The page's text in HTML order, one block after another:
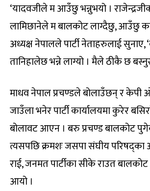
‘यादवजीले म आउँछु भन्नुभयो ।
लामिछानेले म बालकोट लाग्दैछु, आउँछु
अध्यक्ष नेपालले पार्टी नेताहरुलाई
तानिहालेछ भन्ने लाग्यो । मैले ठीकै छ
माधव नेपाल प्रचण्डले बोलाउँछन् र केपी
जाउँला भनेर पार्टी कार्यालयमा कुरेर
बोलावट आएन । बरु प्रचण्ड बालकोट
त्यसपछि क्रमशः जसपा संघीय
राई, जनमत पार्टीका सीके राउत
आयो ।